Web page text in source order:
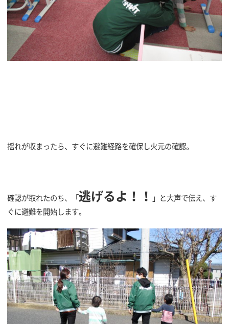
揺れが収まったら、すぐに避難経路を確保し火元の確認。
確認が取れたのち、「逃げるよ！！ 」と大声で伝え、す
ぐに避難を開始します。